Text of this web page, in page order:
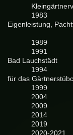
1983
Eigenleistung,
1989
1991
Bad Lauchstädt
1994
für das
1999
2004
2009
2014
2019
2020-